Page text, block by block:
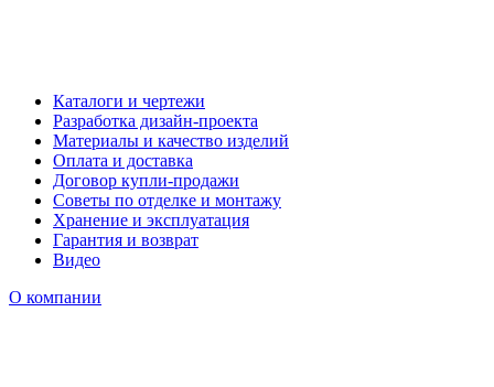
Каталоги и чертежи
Разработка дизайн-проекта
Материалы и качество изделий
Оплата и доставка
Договор купли-продажи
Советы по отделке и монтажу
Хранение и эксплуатация
Гарантия и возврат
Видео
О компании